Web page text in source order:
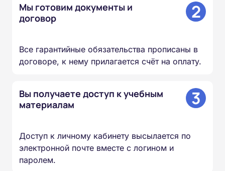
Мы готовим документы и
договор
2
Все гарантийные обязательства прописаны в
договоре, к нему прилагается счёт на оплату.
Вы получаете доступ к учебным
материалам
3
Доступ к личному кабинету высылается по
электронной почте вместе с логином и
паролем.